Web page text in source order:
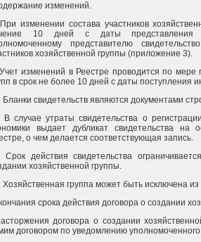
изменений.
изменении состава участников
10 дней с даты представления
представителю
хозяйственной группы (приложение 3).
изменений в Реестре проводится по мере
в срок не более 10 дней с даты
Бланки свидетельств являются документами
В случае утраты свидетельства о
выдает дубликат свидетельства на
о чем делается соответствующая запись.
Срок действия свидетельства
хозяйственной группы.
Хозяйственная группа может быть исключена из
срока действия договора о создании
договора о создании
договором по уведомлению